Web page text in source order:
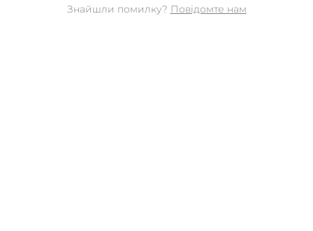
Знайшли помилку? Повідомте нам